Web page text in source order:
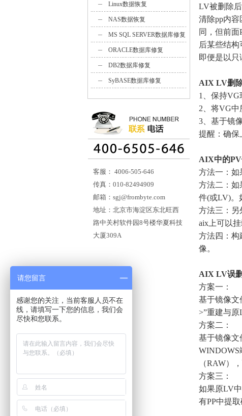
Linux数据恢复
NAS数据恢复
MS SQL SERVER数据库修复
ORACLE数据库修复
DB2数据库修复
SyBASE数据库修复
客服： 4006-505-646
传真：010-82494909
邮箱：sgj@frombyte.com
地址：北京市海淀区东北旺西
路中关村软件园8号楼华夏科技
大厦309A
LV被删除
清除pp内
同，但前
后某些结构
即便是以只
AIX LV删
1、保持VG
2、将VG中
3、基于镜
提醒：确保
AIX中的PV
方法一：如
方法二：如
件(或LV)。
方法三：另
aix上可以
方法四：构
像。
AIX LV误
方案一：
基于镜像文
>”重建与原
方案二：
基于镜像文
WINDOWS
（RAW）
方案三：
如果原LV
有PP中提
请您留言
感谢您的关注，当前客服人员不在
线，请填写一下您的信息，我们会
尽快和您联系。